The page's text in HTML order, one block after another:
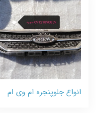
انواع جلوپنجره ام وی ام